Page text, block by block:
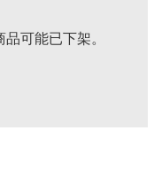
可能已下架。